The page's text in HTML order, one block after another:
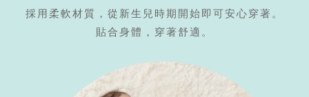
採用柔軟材質，從新生兒時期開始即可安心穿著。
貼合身體，穿著舒適。